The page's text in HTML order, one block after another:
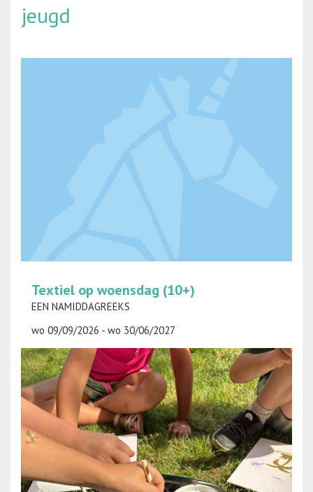
jeugd
Textiel op woensdag (10+)
EEN NAMIDDAGREEKS
wo 09/09/2026 - wo 30/06/2027